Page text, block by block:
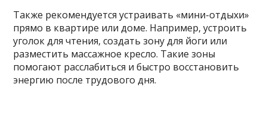
Также рекомендуется устраивать «мини-отдыхи»
прямо в квартире или доме. Например, устроить
уголок для чтения, создать зону для йоги или
разместить массажное кресло. Такие зоны
помогают расслабиться и быстро восстановить
энергию после трудового дня.